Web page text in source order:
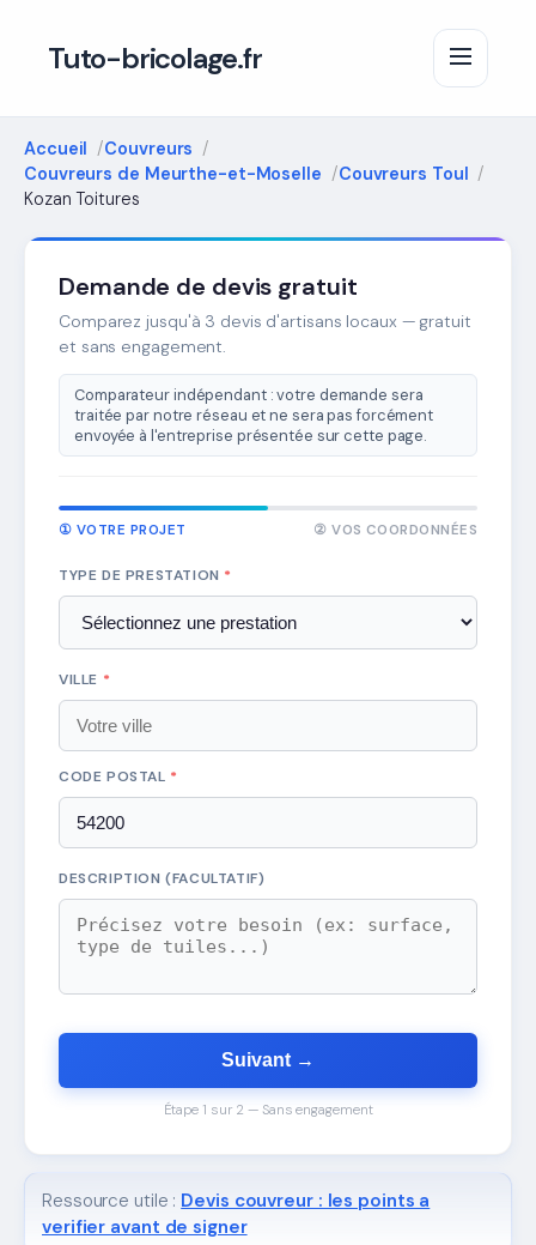
Tuto-bricolage.fr
Accueil
Couvreurs
Couvreurs de Meurthe-et-Moselle
Couvreurs Toul
Kozan Toitures
Demande de devis gratuit
Comparez jusqu'à 3 devis d'artisans locaux — gratuit
et sans engagement.
Comparateur indépendant : votre demande sera
traitée par notre réseau et ne sera pas forcément
envoyée à l'entreprise présentée sur cette page.
① VOTRE PROJET ② VOS COORDONNÉES
TYPE DE PRESTATION *
VILLE *
CODE POSTAL *
DESCRIPTION (FACULTATIF)
Suivant →
Étape 1 sur 2 — Sans engagement
Ressource utile : Devis couvreur : les points a
verifier avant de signer